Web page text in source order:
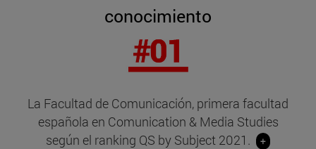
conocimiento
La Facultad de Comunicación, primera facultad
española en Comunication & Media Studies
según el ranking QS by Subject 2021.
+